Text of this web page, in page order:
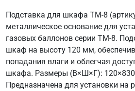
Подставка для шкафа ТМ-8
металлическое основание для
газовых баллонов серии ТМ-8.
шкаф на высоту 120 мм,
попадания влаги и облегчая
шкафа. Размеры (В×Ш×Г):
Предназначена для установки на